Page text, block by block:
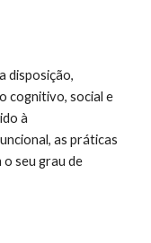
disposição,
cognitivo, social e
à
as práticas
seu grau de